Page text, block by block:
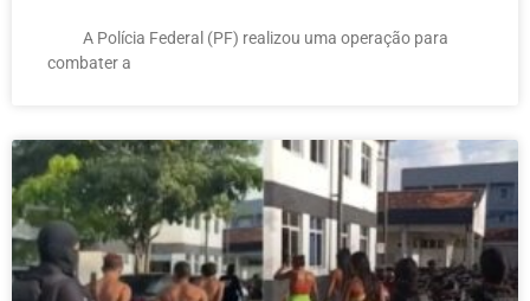
A Polícia Federal (PF) realizou uma operação para
combater a